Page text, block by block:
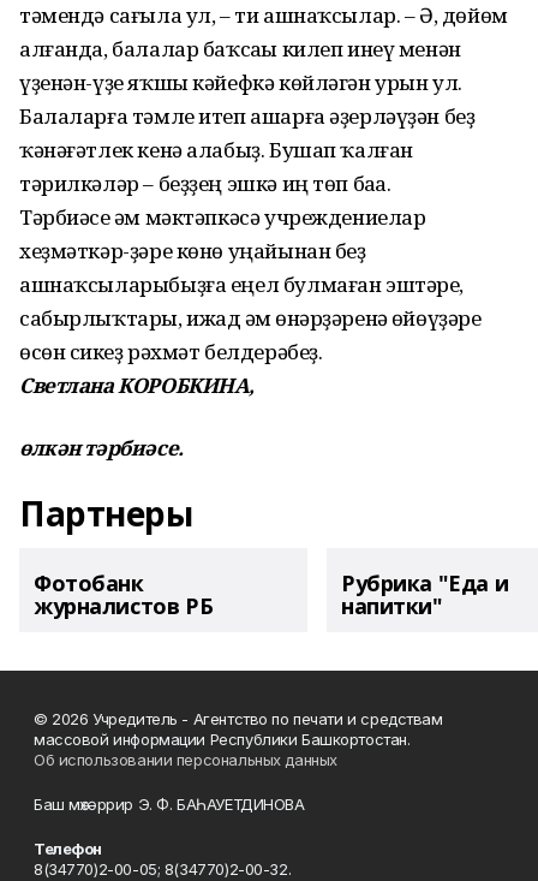
тәмендә сағыла ул, – ти ашнаҡсылар. – Ә, дөйөм
алғанда, балалар баҡсаһы килеп инеү менән
үҙенән-үҙе яҡшы кәйефкә көйләгән урын ул.
Балаларға тәмле итеп ашарға әҙерләүҙән беҙ
ҡәнәғәтлек кенә алабыҙ. Бушап ҡалған
тәрилкәләр – беҙҙең эшкә иң төп баһа.
Тәрбиәсе һәм мәктәпкәсә учреждениелар
хеҙмәткәр-ҙәре көнө уңайынан беҙ
ашнаҡсыларыбыҙға еңел булмаған эштәре,
сабырлыҡтары, ижад һәм һөнәрҙәренә һөйөүҙәре
өсөн сикһеҙ рәхмәт белдерәбеҙ.
Светлана КОРОБКИНА,
өлкән тәрбиәсе.
Партнеры
Фотобанк
журналистов РБ
Рубрика "Еда и
напитки"
© 2026 Учредитель - Агентство по печати и средствам
массовой информации Республики Башкортостан.
Об использовании персональных данных
Баш мөхәррир Э. Ф. БАҺАУЕТДИНОВА
Телефон
8(34770)2-00-05; 8(34770)2-00-32.